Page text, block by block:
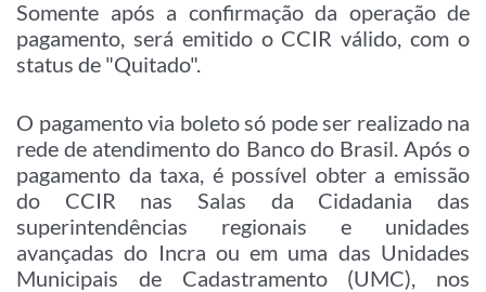
Somente após a confirmação da operação de
pagamento, será emitido o CCIR válido, com o
status de "Quitado".
O pagamento via boleto só pode ser realizado na
rede de atendimento do Banco do Brasil. Após o
pagamento da taxa, é possível obter a emissão
do CCIR nas Salas da Cidadania das
superintendências regionais e unidades
avançadas do Incra ou em uma das Unidades
Municipais de Cadastramento (UMC), nos